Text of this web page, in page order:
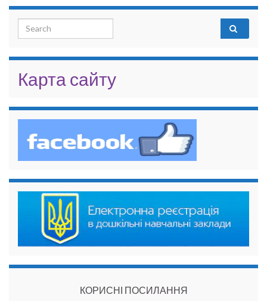
Search for:
Карта сайту
КОРИСНІ ПОСИЛАННЯ